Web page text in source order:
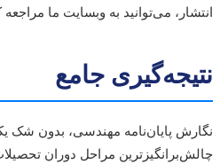
می‌توانید به وبسایت ما مراجعه کنید.
جامع
پایان‌نامه مهندسی، بدون شک یکی
مراحل دوران تحصیلات